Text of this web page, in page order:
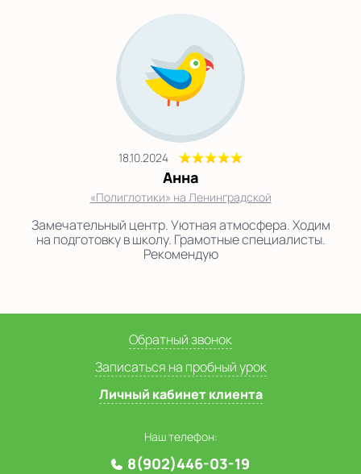
18.10.2024
Анна
«Полиглотики» на Ленинградской
Замечательный центр. Уютная атмосфера. Ходим
на подготовку в школу. Грамотные специалисты.
Рекомендую
Обратный звонок
Записаться на пробный урок
Личный кабинет клиента
Наш телефон:
8(902)446-03-19